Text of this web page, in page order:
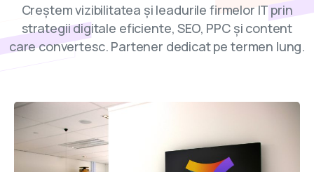
Creștem vizibilitatea și leadurile firmelor IT prin
strategii digitale eficiente, SEO, PPC și content
care convertesc. Partener dedicat pe termen lung.